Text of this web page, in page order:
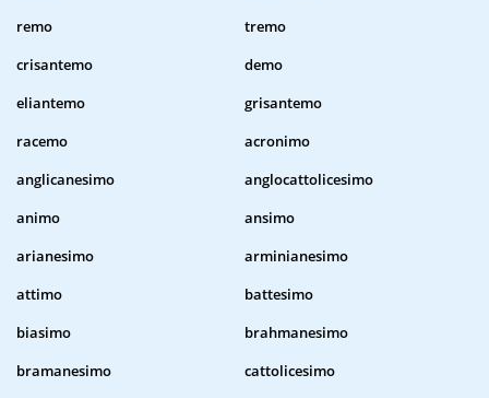
remo
tremo
crisantemo
demo
eliantemo
grisantemo
racemo
acronimo
anglicanesimo
anglocattolicesimo
animo
ansimo
arianesimo
arminianesimo
attimo
battesimo
biasimo
brahmanesimo
bramanesimo
cattolicesimo